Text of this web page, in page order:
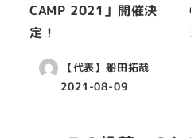
CAMP 2021」開催決
定！
【代表】船田拓哉
2021-08-09